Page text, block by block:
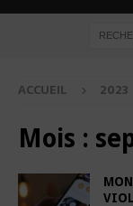
ACCUEIL 2023
Mois :